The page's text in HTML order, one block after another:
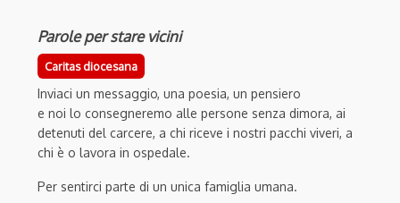
Parole per stare vicini
Caritas diocesana
Inviaci un messaggio, una poesia, un pensiero
e noi lo consegneremo alle persone senza dimora, ai
detenuti del carcere, a chi riceve i nostri pacchi viveri, a
chi è o lavora in ospedale.
Per sentirci parte di un unica famiglia umana.